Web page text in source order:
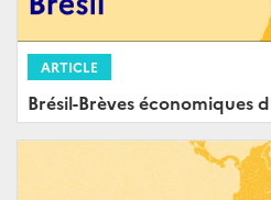
ARTICLE
Brésil-Brèves économiques